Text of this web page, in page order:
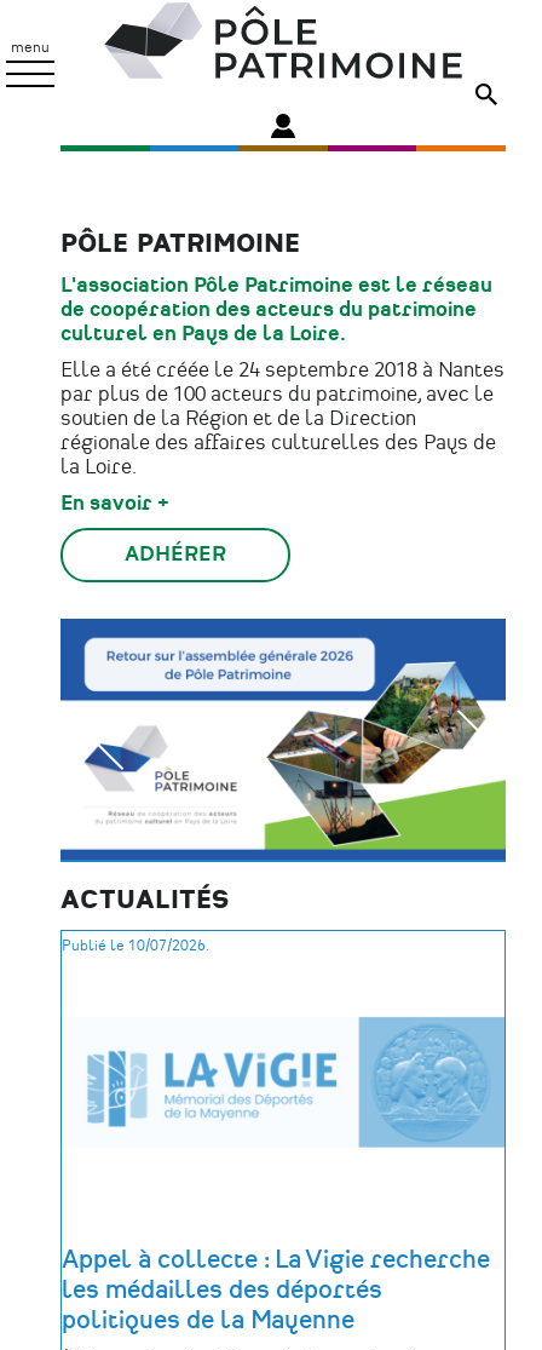
contenu
principal
menu
Patrimoine
ACTUALITÉS
Publié le 10/07/2026.
Appel à collecte : La Vigie recherche
les médailles des déportés
politiques de la Mayenne
PÔLE PATRIMOINE
L'association Pôle Patrimoine est le réseau
de coopération des acteurs du patrimoine
culturel en Pays de la Loire.
Elle a été créée le 24 septembre 2018 à Nantes
par plus de 100 acteurs du patrimoine, avec le
soutien de la Région et de la Direction
régionale des affaires culturelles des Pays de
la Loire.
En savoir +
ADHÉRER